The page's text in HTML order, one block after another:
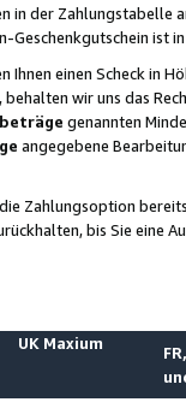
in der
Geschenkgutschein ist
Ihnen einen Scheck in
wir uns das
genannten
angegebene
Zahlungsoption
bis Sie
UK Maxium